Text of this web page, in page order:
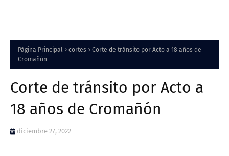
Página Principal cortes
Corte de tránsito por Acto a 18 años de
Cromañón
Corte de tránsito por Acto a
18 años de Cromañón
diciembre 27, 2022